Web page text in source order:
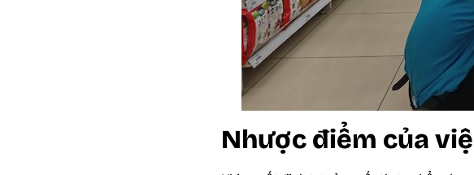
Nhược điểm của